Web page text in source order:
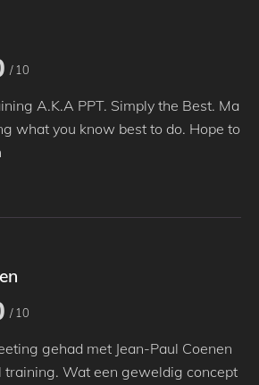
/ 10
A.K.A PPT. Simply the Best. Ma
what you know best to do. Hope to
/ 10
gehad met Jean-Paul Coenen
training. Wat een geweldig concept